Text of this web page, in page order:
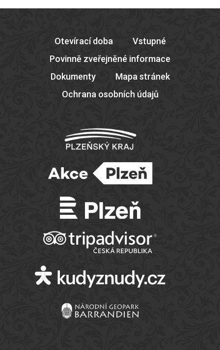
Otevírací doba
Vstupné
Povinně zveřejněné informace
Dokumenty
Mapa stránek
Ochrana osobních údajů